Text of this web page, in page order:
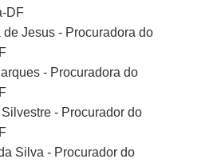
DF
Jesus - Procuradora do
- Procuradora do
- Procurador do
Silva - Procurador do